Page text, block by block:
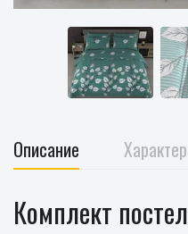
Описание
Комплект